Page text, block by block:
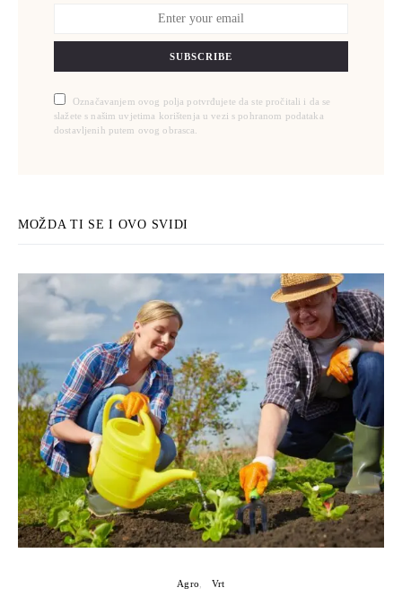
SUBSCRIBE
Označavanjem ovog polja potvrđujete da ste pročitali i da se
slažete s našim uvjetima korištenja u vezi s pohranom podataka
dostavljenih putem ovog obrasca.
MOŽDA TI SE I OVO SVIDI
Agro Vrt